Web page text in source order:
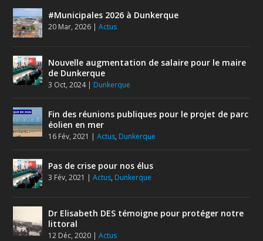
#Municipales 2026 à Dunkerque
20 Mar, 2026 |Actus
Nouvelle augmentation de salaire pour le maire
de Dunkerque
3 Oct, 2024| Dunkerque
Fin des réunions publiques pour le projet de parc
éolien en mer
16 Fév, 2021 |Actus, Dunkerque
Pas de crise pour nos élus
3 Fév, 2021 |Actus, Dunkerque
Dr Elisabeth DES témoigne pour protéger notre
littoral
12 Déc, 2020 |Actus